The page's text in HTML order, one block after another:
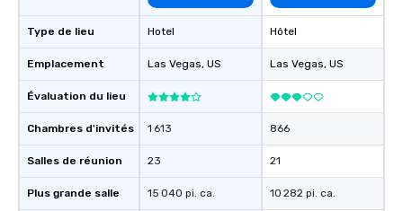
Type de lieu
Emplacement
Évaluation du lieu
Chambres d'invités
Salles de réunion
Plus grande salle
Hotel
Las Vegas, US
1 613
23
15 040 pi. ca.
Hôtel
Las Vegas, US
866
21
10 282 pi. ca.